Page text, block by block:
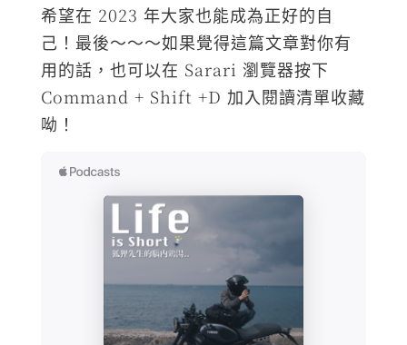
希望在 2023 年大家也能成為正好的自
己！最後～～～如果覺得這篇文章對你有
用的話，也可以在 Sarari 瀏覽器按下
Command + Shift +D 加入閱讀清單收藏
呦！